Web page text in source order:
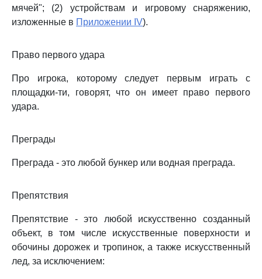
мячей"; (2) устройствам и игровому снаряжению,
изложенные в Приложении IV).
Право первого удара
Про игрока, которому следует первым играть с
площадки-ти, говорят, что он имеет право первого
удара.
Преграды
Преграда - это любой бункер или водная преграда.
Препятствия
Препятствие - это любой искусственно созданный
объект, в том числе искусственные поверхности и
обочины дорожек и тропинок, а также искусственный
лед, за исключением: